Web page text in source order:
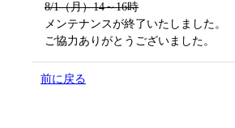
8/1（月）14～16時
メンテナンスが終了いたしました。
ご協力ありがとうございました。
前に戻る